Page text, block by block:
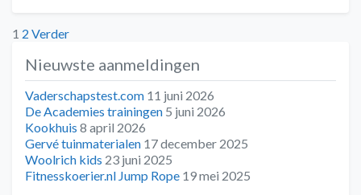
Berichten
paginering
1 2 Verder
Nieuwste aanmeldingen
Vaderschapstest.com 11 juni 2026
De Academies trainingen 5 juni 2026
Kookhuis 8 april 2026
Gervé tuinmaterialen 17 december 2025
Woolrich kids 23 juni 2025
Fitnesskoerier.nl Jump Rope 19 mei 2025